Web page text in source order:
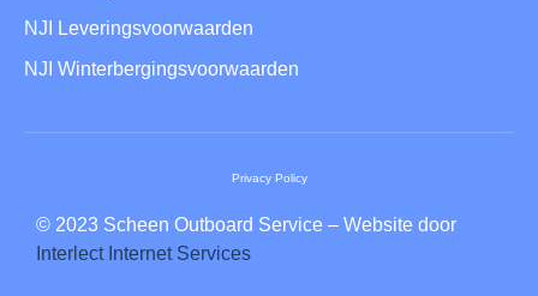
NJI Leveringsvoorwaarden
NJI Winterbergingsvoorwaarden
© 2023 Scheen Outboard Service – Website door
Interlect Internet Services
Privacy Policy